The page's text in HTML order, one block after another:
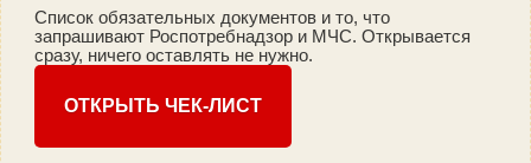
Список обязательных документов и то, что
запрашивают Роспотребнадзор и МЧС. Открывается
сразу, ничего оставлять не нужно.
ОТКРЫТЬ ЧЕК-ЛИСТ